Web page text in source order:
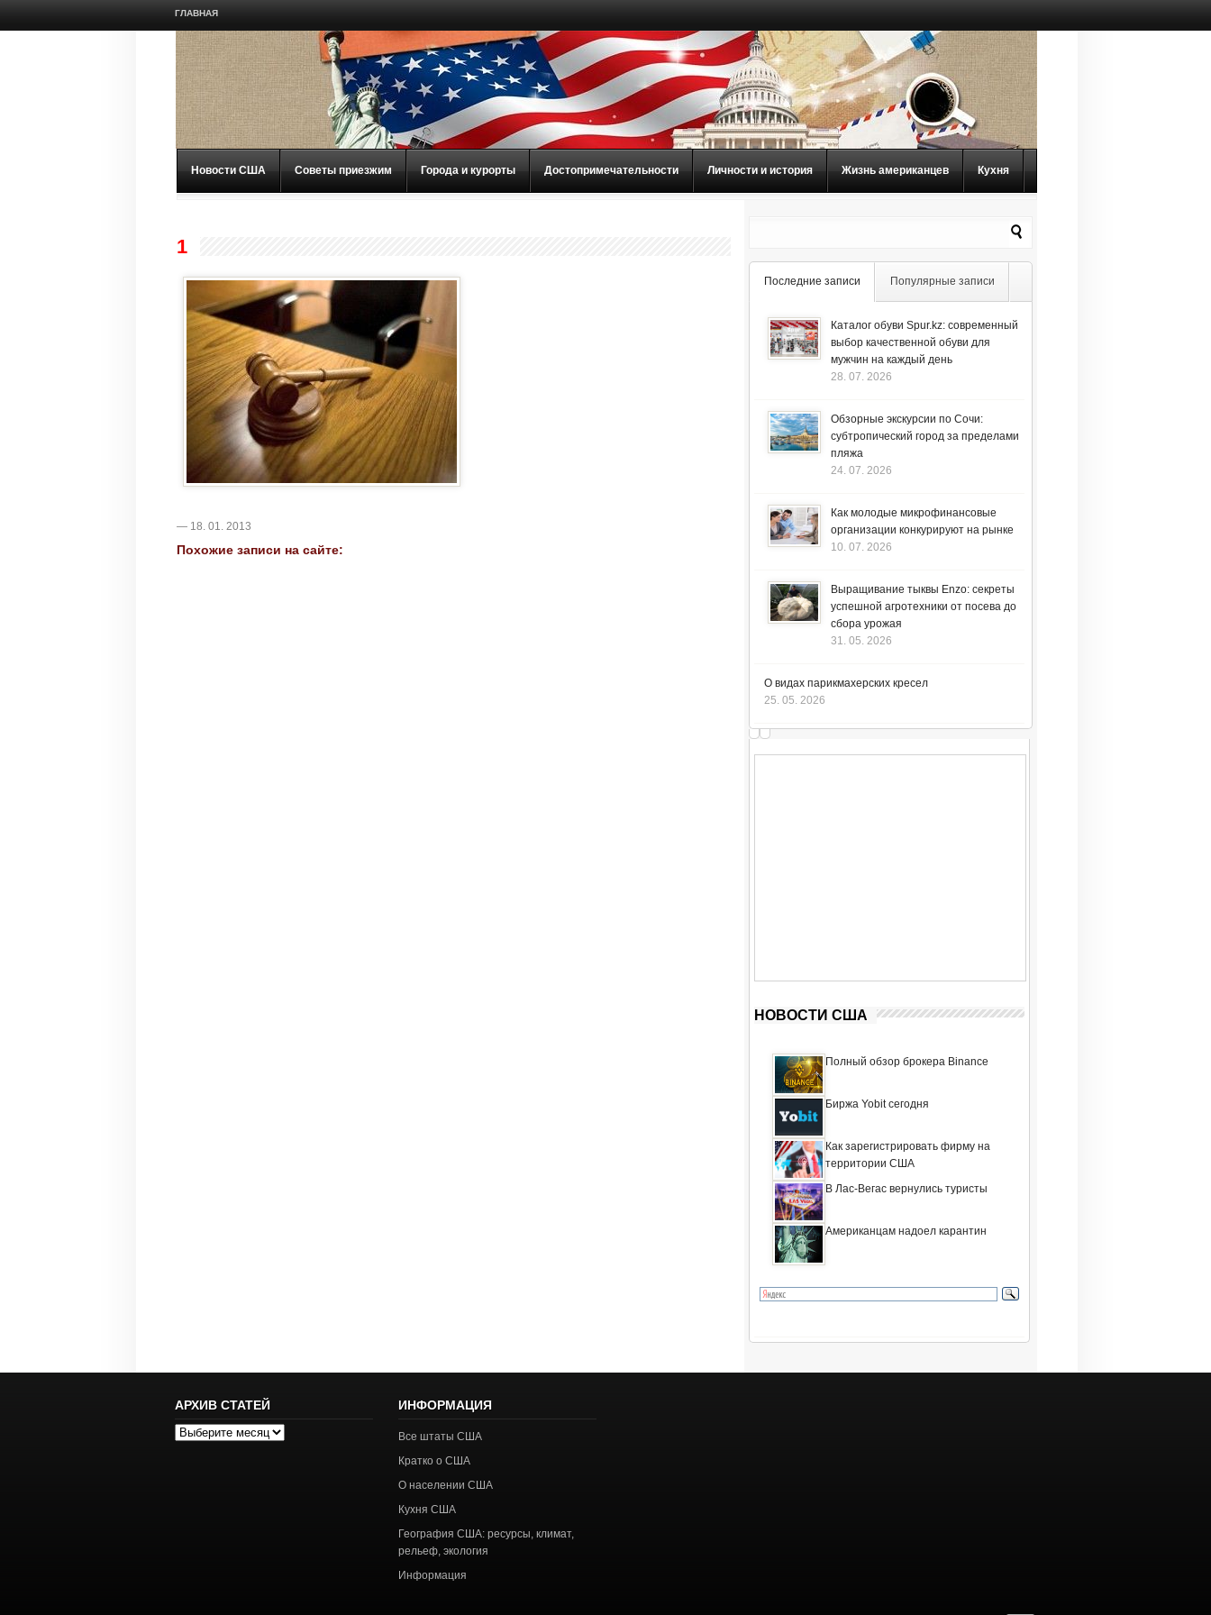
ГЛАВНАЯ
Новости США Советы приезжим Города и курорты Достопримечательности Личности и история Жизнь американцев Кухня
1
— 18. 01. 2013
Похожие записи на сайте:
Последние записи Популярные записи
Каталог обуви Spur.kz: современный
выбор качественной обуви для
мужчин на каждый день
28. 07. 2026
Обзорные экскурсии по Сочи:
субтропический город за пределами
пляжа
24. 07. 2026
Как молодые микрофинансовые
организации конкурируют на рынке
10. 07. 2026
Выращивание тыквы Enzo: секреты
успешной агротехники от посева до
сбора урожая
31. 05. 2026
О видах парикмахерских кресел
25. 05. 2026
НОВОСТИ США
Полный обзор брокера Binance
Биржа Yobit сегодня
Как зарегистрировать фирму на
территории США
В Лас-Вегас вернулись туристы
Американцам надоел карантин
АРХИВ СТАТЕЙ
Архив
ИНФОРМАЦИЯ
Все штаты США
Кратко о США
О населении США
Кухня США
География США: ресурсы, климат,
рельеф, экология
Информация